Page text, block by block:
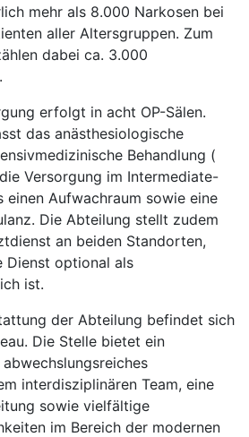
mehr als 8.000 Narkosen bei
aller Altersgruppen. Zum
dabei ca. 3.000
erfolgt in acht OP-Sälen.
das anästhesiologische
Behandlung (
Versorgung im Intermediate-
einen Aufwachraum sowie eine
Die Abteilung stellt zudem
an beiden Standorten,
Dienst optional als
ist.
der Abteilung befindet sich
Die Stelle bietet ein
interdisziplinären Team, eine
sowie vielfältige
im Bereich der modernen